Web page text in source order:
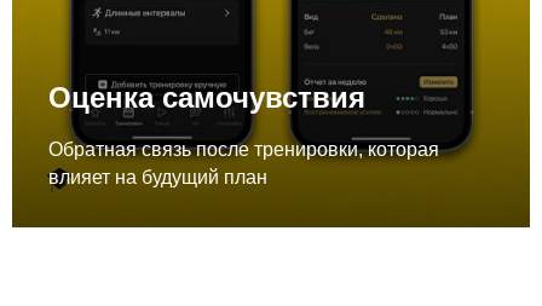
Оценка самочувствия
Обратная связь после тренировки, которая
влияет на будущий план